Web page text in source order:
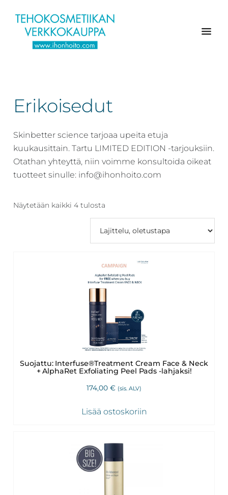
pääsisältöön
ensisijaiseen
sivupalkkiin
alatunnisteeseen
Kosmetiikan
-
Tilaa
jo
tuotteet:
Environ,
Medik8,
iS
Clinical,
Gernétic,
Erikoisedut
Skinbetter science tarjoaa upeita etuja
kuukausittain. Tartu LIMITED EDITION -tarjouksiin.
Otathan yhteyttä, niin voimme konsultoida oikeat
tuotteet sinulle: info@ihonhoito.com
Näytetään kaikki 4 tulosta
Suojattu: Interfuse®Treatment Cream Face & Neck
+ AlphaRet Exfoliating Peel Pads -lahjaksi!
174,00 € (sis. ALV)
Lisää ostoskoriin